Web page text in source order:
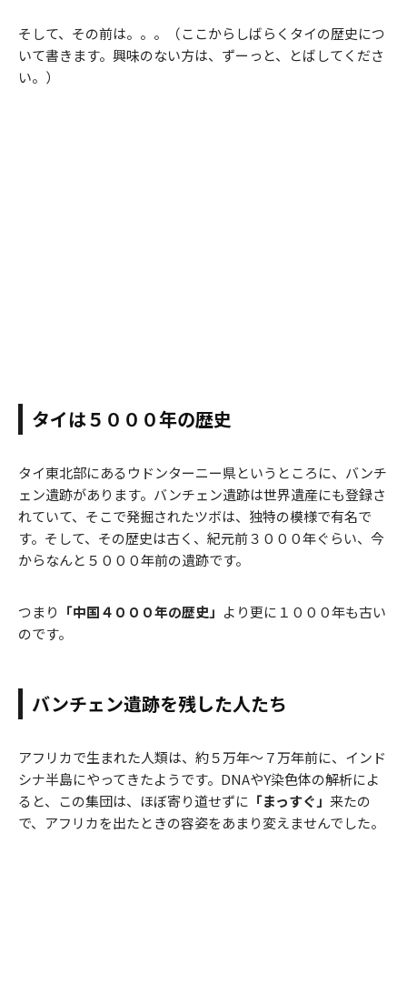
そして、その前は。。。（ここからしばらくタイの歴史につ
いて書きます。興味のない方は、ずーっと、とばしてくださ
い。）
タイは５０００年の歴史
タイ東北部にあるウドンターニー県というところに、バンチ
ェン遺跡があります。バンチェン遺跡は世界遺産にも登録さ
れていて、そこで発掘されたツボは、独特の模様で有名で
す。そして、その歴史は古く、紀元前３０００年ぐらい、今
からなんと５０００年前の遺跡です。
つまり 「中国４０００年の歴史」 より更に１０００年も古い
のです。
バンチェン遺跡を残した人たち
アフリカで生まれた人類は、約５万年～７万年前に、インド
シナ半島にやってきたようです。DNAやY染色体の解析によ
ると、この集団は、ほぼ寄り道せずに 「まっすぐ」 来たの
で、アフリカを出たときの容姿をあまり変えませんでした。